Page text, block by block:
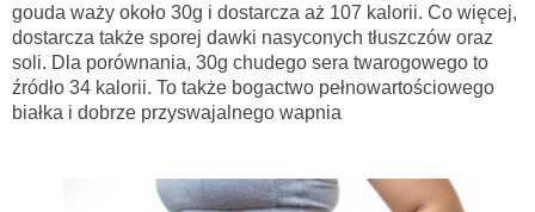
gouda waży około 30g i dostarcza aż 107 kalorii. Co więcej,
dostarcza także sporej dawki nasyconych tłuszczów oraz
soli. Dla porównania, 30g chudego sera twarogowego to
źródło 34 kalorii. To także bogactwo pełnowartościowego
białka i dobrze przyswajalnego wapnia